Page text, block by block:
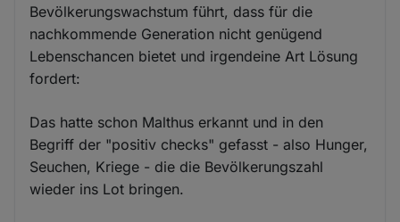
Bevölkerungswachstum führt, dass für die
nachkommende Generation nicht genügend
Lebenschancen bietet und irgendeine Art Lösung
fordert:
Das hatte schon Malthus erkannt und in den
Begriff der "positiv checks" gefasst - also Hunger,
Seuchen, Kriege - die die Bevölkerungszahl
wieder ins Lot bringen.